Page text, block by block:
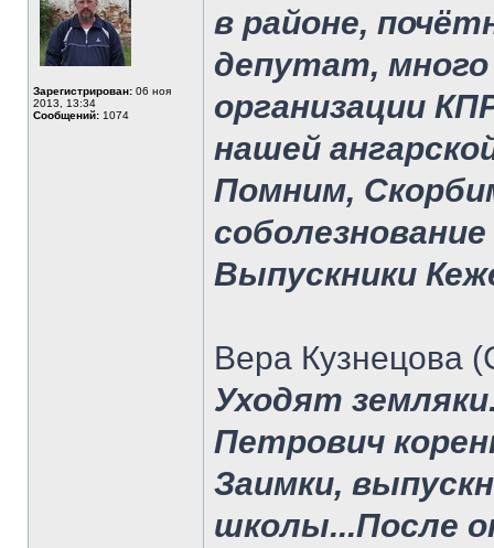
Зарегистрирован: 06 ноя
2013, 13:34
Сообщений: 1074
в районе,
депутат,
организации
нашей
Помним,
Выпускники
Вера Кузнецова
Уходят
Петрович
Заимки,
школы...После